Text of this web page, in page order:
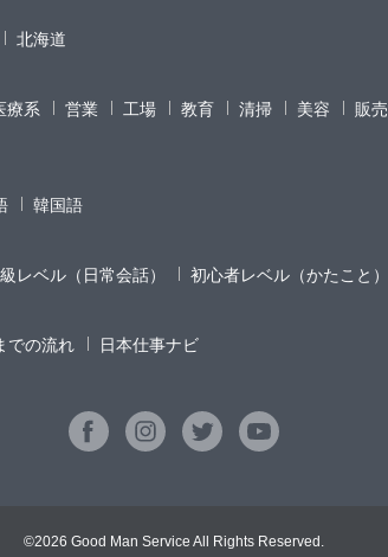
北海道
療系 営業 工場 教育 清掃 美容
販売
韓国語
レベル（日常会話）
初心者レベル（かたこと）
での流れ 日本仕事ナビ
©2026 Good Man Service All Rights Reserved.